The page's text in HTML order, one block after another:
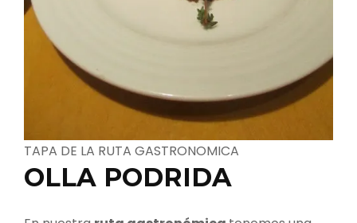
TAPA DE LA RUTA GASTRONOMICA
OLLA PODRIDA